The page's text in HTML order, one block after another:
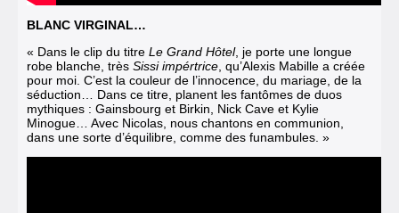
BLANC VIRGINAL…
« Dans le clip du titre Le Grand Hôtel, je porte une longue
robe blanche, très Sissi impértrice , qu’Alexis Mabille a créée
pour moi. C’est la couleur de l’innocence, du mariage, de la
séduction… Dans ce titre, planent les fantômes de duos
mythiques : Gainsbourg et Birkin, Nick Cave et Kylie
Minogue… Avec Nicolas, nous chantons en communion,
dans une sorte d’équilibre, comme des funambules. »